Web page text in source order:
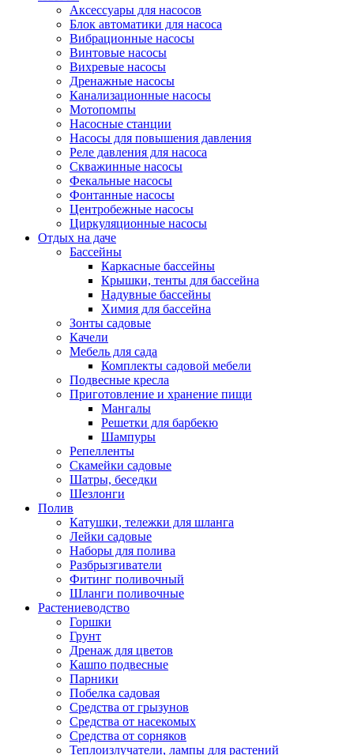
Аксессуары для насосов
Блок автоматики для насоса
Вибрационные насосы
Винтовые насосы
Вихревые насосы
Дренажные насосы
Канализационные насосы
Мотопомпы
Насосные станции
Насосы для повышения давления
Реле давления для насоса
Скважинные насосы
Фекальные насосы
Фонтанные насосы
Центробежные насосы
Циркуляционные насосы
Отдых на даче
Бассейны
Каркасные бассейны
Крышки, тенты для бассейна
Надувные бассейны
Химия для бассейна
Зонты садовые
Качели
Мебель для сада
Комплекты садовой мебели
Подвесные кресла
Приготовление и хранение пищи
Мангалы
Решетки для барбекю
Шампуры
Репелленты
Скамейки садовые
Шатры, беседки
Шезлонги
Полив
Катушки, тележки для шланга
Лейки садовые
Наборы для полива
Разбрызгиватели
Фитинг поливочный
Шланги поливочные
Растениеводство
Горшки
Грунт
Дренаж для цветов
Кашпо подвесные
Парники
Побелка садовая
Средства от грызунов
Средства от насекомых
Средства от сорняков
Теплоизлучатели, лампы для растений